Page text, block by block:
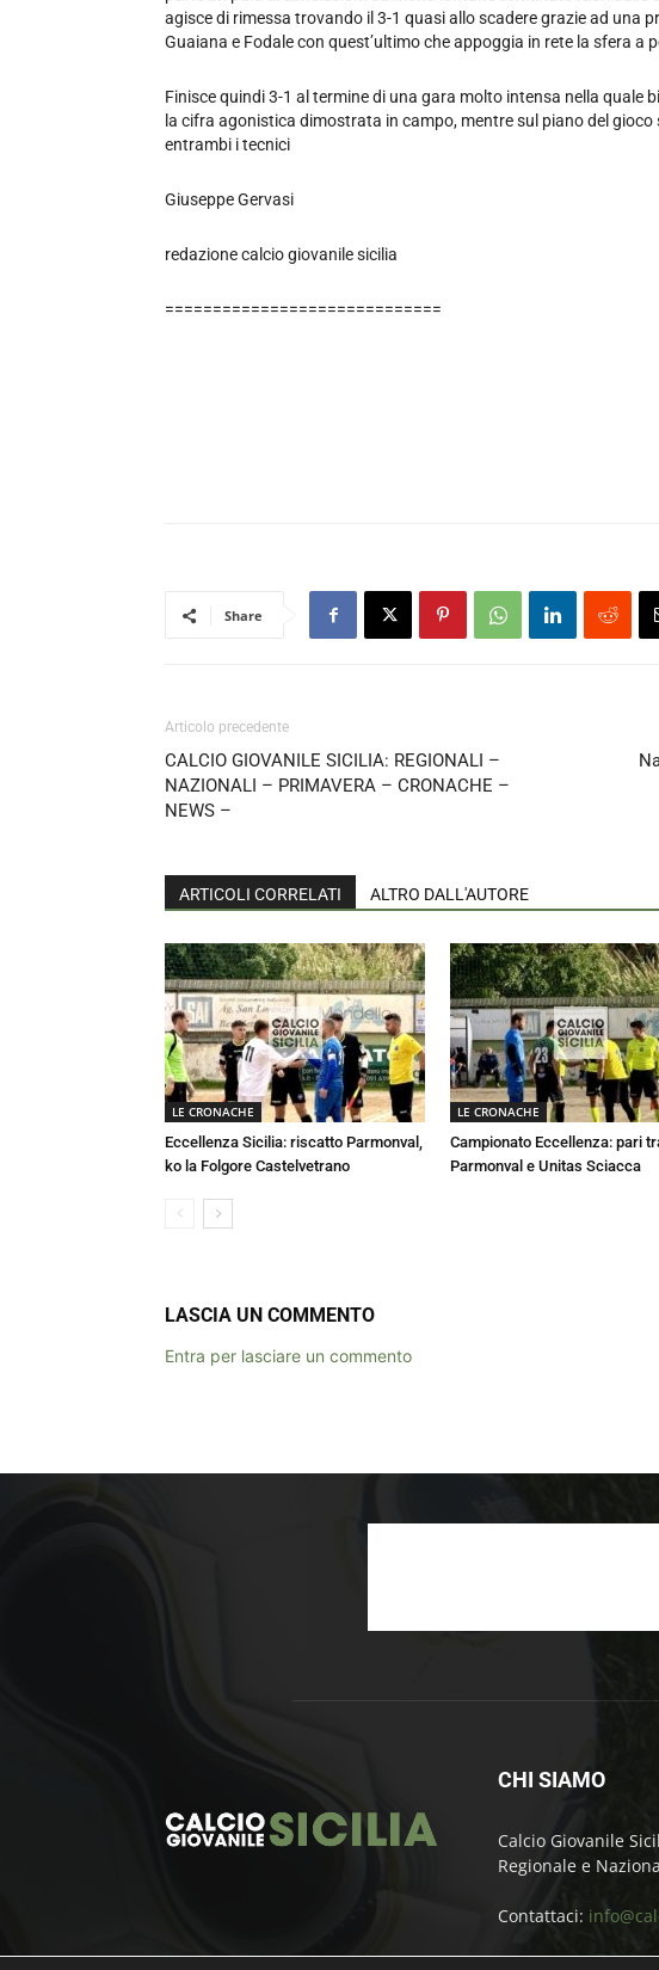
agisce di rimessa trovando il 3-1 quasi allo scadere grazie ad una
Guaiana e Fodale con quest’ultimo che appoggia in rete la sfera a
Finisce quindi 3-1 al termine di una gara molto intensa nella quale
la cifra agonistica dimostrata in campo, mentre sul piano del gioco
entrambi i tecnici
Giuseppe Gervasi
redazione calcio giovanile sicilia
=============================
Share
Articolo precedente
CALCIO GIOVANILE SICILIA: REGIONALI –
NAZIONALI – PRIMAVERA – CRONACHE –
NEWS –
ARTICOLI CORRELATI ALTRO DALL'AUTORE
LE CRONACHE
Eccellenza Sicilia: riscatto Parmonval,
ko la Folgore Castelvetrano
LE CRONACHE
Campionato Eccellenza: pari
Parmonval e Unitas Sciacca
LASCIA UN COMMENTO
Entra per lasciare un commento
CHI SIAMO
Calcio Giovanile
Regionale e
Contattaci: